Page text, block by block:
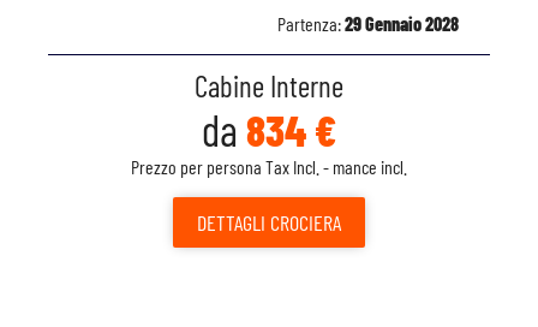
Partenza:29 Gennaio 2028
Cabine Interne
da 834 €
Prezzo per persona Tax Incl. - mance incl.
DETTAGLI CROCIERA